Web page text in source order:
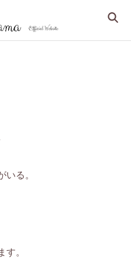
ッション
グ
いる。
す。